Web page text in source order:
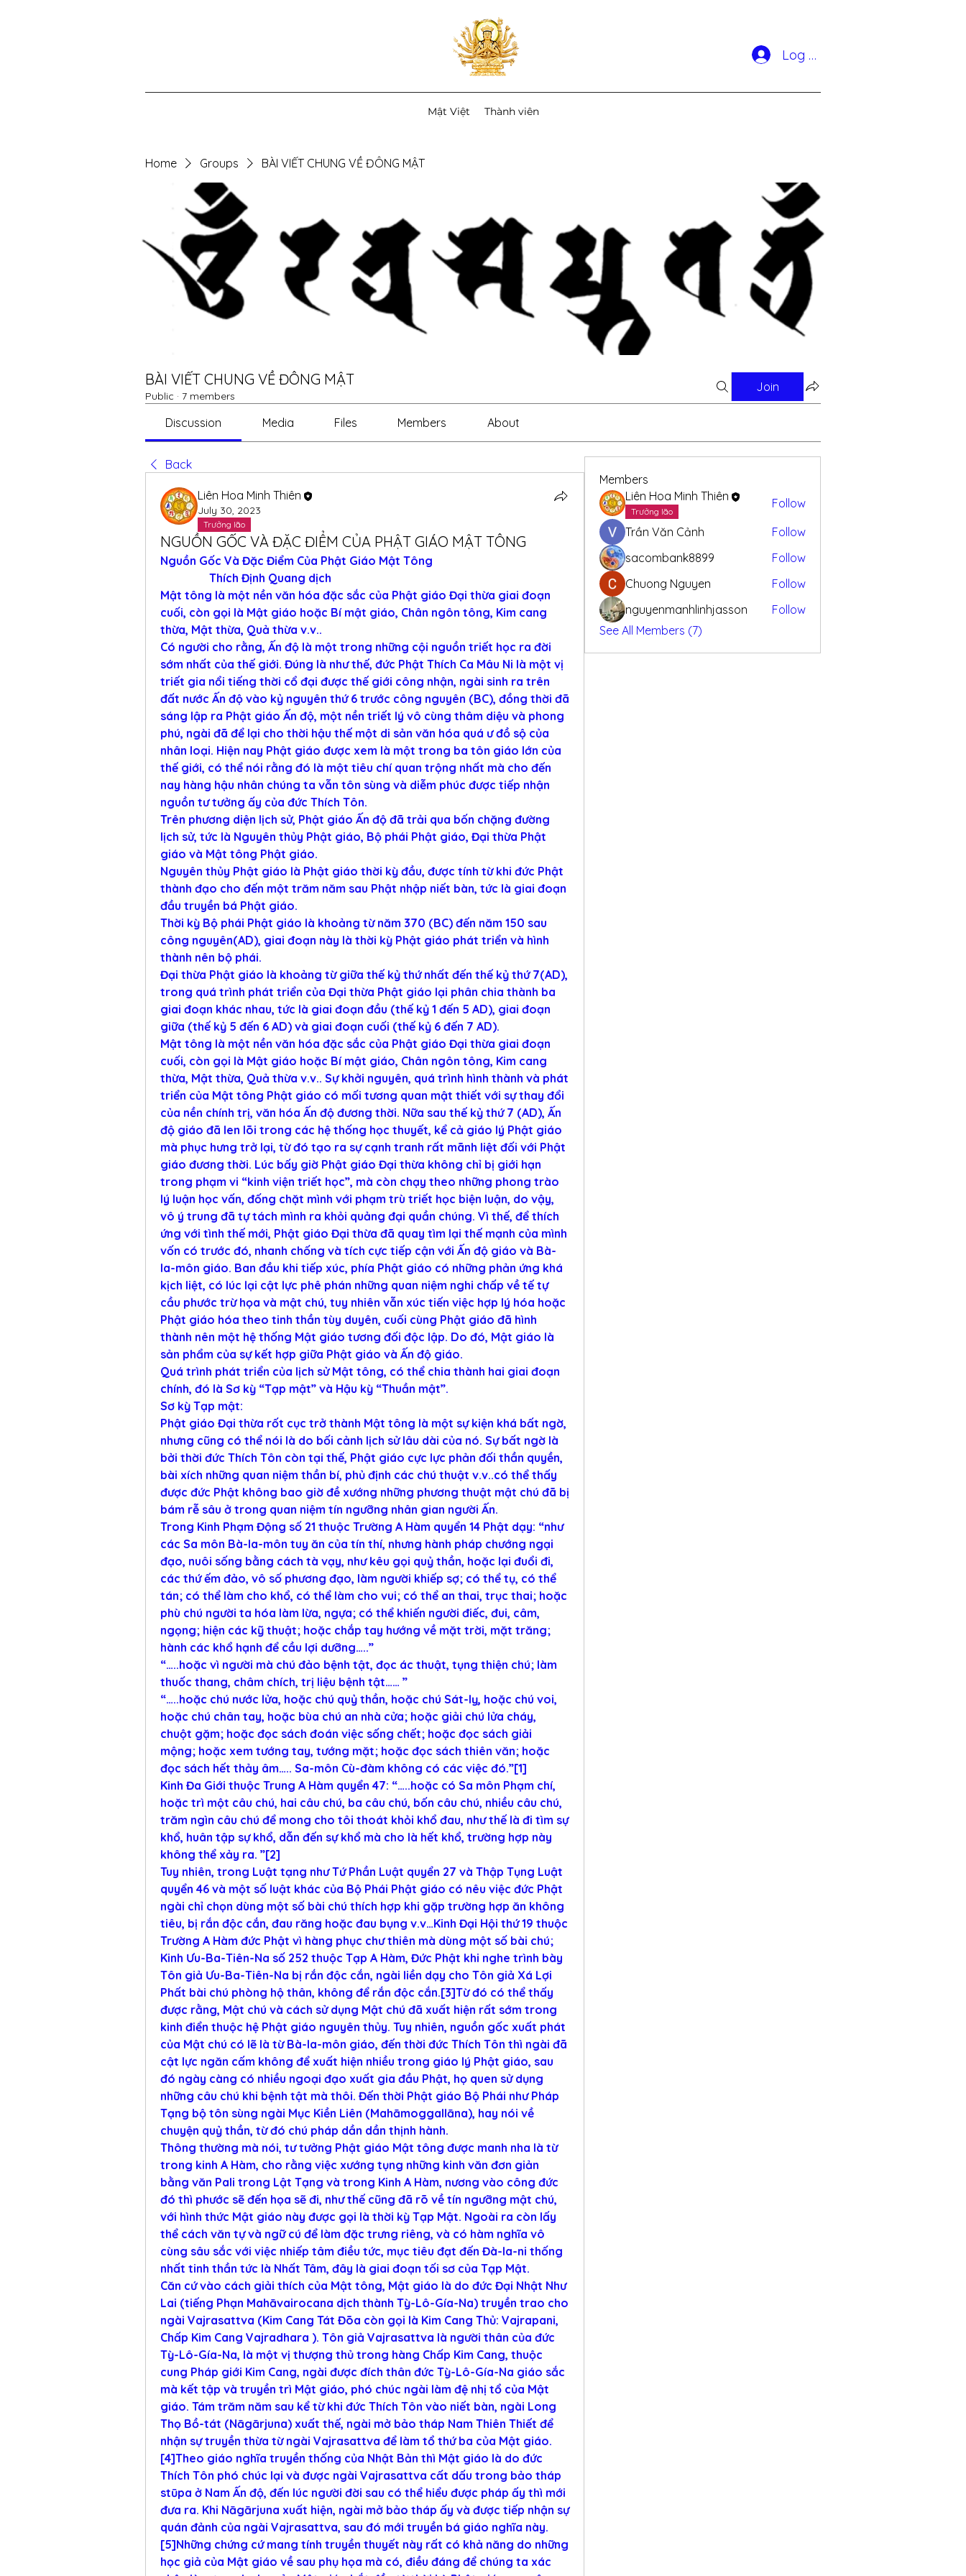
Log In
Mật Việt Thành viên
Home Groups BÀI VIẾT CHUNG VỀ ĐÔNG MẬT
BÀI VIẾT CHUNG VỀ ĐÔNG MẬT
Public · 7 members
Join
Discussion Media Files Members About
Back
Liên Hoa Minh Thiên
July 30, 2023
Trưởng lão
NGUỒN GỐC VÀ ĐẶC ĐIỂM CỦA PHẬT GIÁO MẬT TÔNG
Nguồn Gốc Và Đặc Điểm Của Phật Giáo Mật Tông
                 Thích Định Quang dịch
Mật tông là một nền văn hóa đặc sắc của Phật giáo Đại thừa giai đoạn
cuối, còn gọi là Mật giáo hoặc Bí mật giáo, Chân ngôn tông, Kim cang
thừa, Mật thừa, Quả thừa v.v..
Có người cho rằng, Ấn độ là một trong những cội nguồn triết học ra đời
sớm nhất của thế giới. Đúng là như thế, đức Phật Thích Ca Mâu Ni là một vị
triết gia nổi tiếng thời cổ đại được thế giới công nhận, ngài sinh ra trên
đất nước Ấn độ vào kỷ nguyên thứ 6 trước công nguyên (BC), đồng thời đã
sáng lập ra Phật giáo Ấn độ, một nền triết lý vô cùng thâm diệu và phong
phú, ngài đã để lại cho thời hậu thế một di sản văn hóa quá ư đồ sộ của
nhân loại. Hiện nay Phật giáo được xem là một trong ba tôn giáo lớn của
thế giới, có thể nói rằng đó là một tiêu chí quan trộng nhất mà cho đến
nay hàng hậu nhân chúng ta vẫn tôn sùng và diễm phúc được tiếp nhận
nguồn tư tưởng ấy của đức Thích Tôn.
Trên phương diện lịch sử, Phật giáo Ấn độ đã trải qua bốn chặng đường
lịch sử, tức là Nguyên thủy Phật giáo, Bộ phái Phật giáo, Đại thừa Phật
giáo và Mật tông Phật giáo.
Nguyên thủy Phật giáo là Phật giáo thời kỳ đầu, được tính từ khi đức Phật
thành đạo cho đến một trăm năm sau Phật nhập niết bàn, tức là giai đoạn
đầu truyền bá Phật giáo.
Thời kỳ Bộ phái Phật giáo là khoảng từ năm 370 (BC) đến năm 150 sau
công nguyên(AD), giai đoạn này là thời kỳ Phật giáo phát triển và hình
thành nên bộ phái.
Đại thừa Phật giáo là khoảng từ giữa thế kỷ thứ nhất đến thế kỷ thứ 7(AD),
trong quá trình phát triển của Đại thừa Phật giáo lại phân chia thành ba
giai đoạn khác nhau, tức là giai đoạn đầu (thế kỷ 1 đến 5 AD), giai đoạn
giữa (thế kỷ 5 đến 6 AD) và giai đoạn cuối (thế kỷ 6 đến 7 AD).
Mật tông là một nền văn hóa đặc sắc của Phật giáo Đại thừa giai đoạn
cuối, còn gọi là Mật giáo hoặc Bí mật giáo, Chân ngôn tông, Kim cang
thừa, Mật thừa, Quả thừa v.v.. Sự khởi nguyên, quá trình hình thành và phát
triển của Mật tông Phật giáo có mối tương quan mật thiết với sự thay đổi
của nền chính trị, văn hóa Ấn độ đương thời. Nữa sau thế kỷ thứ 7 (AD), Ấn
độ giáo đã len lõi trong các hệ thống học thuyết, kể cả giáo lý Phật giáo
mà phục hưng trở lại, từ đó tạo ra sự cạnh tranh rất mãnh liệt đối với Phật
giáo đương thời. Lúc bấy giờ Phật giáo Đại thừa không chỉ bị giới hạn
trong phạm vi “kinh viện triết học”, mà còn chạy theo những phong trào
lý luận học vấn, đống chặt mình với phạm trù triết học biện luận, do vậy,
vô ý trung đã tự tách mình ra khỏi quảng đại quần chúng. Vì thế, để thích
ứng với tình thế mới, Phật giáo Đại thừa đã quay tìm lại thế mạnh của mình
vốn có trước đó, nhanh chống và tích cực tiếp cận với Ấn độ giáo và Bà-
la-môn giáo. Ban đầu khi tiếp xúc, phía Phật giáo có những phản ứng khá
kịch liệt, có lúc lại cật lực phê phán những quan niệm nghi chấp về tế tự
cầu phước trừ họa và mật chú, tuy nhiên vẫn xúc tiến việc hợp lý hóa hoặc
Phật giáo hóa theo tinh thần tùy duyên, cuối cùng Phật giáo đã hình
thành nên một hệ thống Mật giáo tương đối độc lập. Do đó, Mật giáo là
sản phẩm của sự kết hợp giữa Phật giáo và Ấn độ giáo.
Quá trình phát triển của lịch sử Mật tông, có thể chia thành hai giai đoạn
chính, đó là Sơ kỳ “Tạp mật” và Hậu kỳ “Thuần mật”.
Sơ kỳ Tạp mật:
Phật giáo Đại thừa rốt cục trở thành Mật tông là một sự kiện khá bất ngờ,
nhưng cũng có thể nói là do bối cảnh lịch sử lâu dài của nó. Sự bất ngờ là
bởi thời đức Thích Tôn còn tại thế, Phật giáo cực lực phản đối thần quyền,
bài xích những quan niệm thần bí, phủ định các chú thuật v.v..có thể thấy
được đức Phật không bao giờ đề xướng những phương thuật mật chú đã bị
bám rễ sâu ở trong quan niệm tín ngưỡng nhân gian người Ấn.
Trong Kinh Phạm Động số 21 thuộc Trường A Hàm quyển 14 Phật dạy: “như
các Sa môn Bà-la-môn tuy ăn của tín thí, nhưng hành pháp chướng ngại
đạo, nuôi sống bằng cách tà vạy, như kêu gọi quỷ thần, hoặc lại đuổi đi,
các thứ ếm đảo, vô số phương đạo, làm người khiếp sợ; có thể tụ, có thể
tán; có thể làm cho khổ, có thể làm cho vui; có thể an thai, trục thai; hoặc
phù chú người ta hóa làm lừa, ngựa; có thể khiến người điếc, đui, câm,
ngọng; hiện các kỹ thuật; hoặc chắp tay hướng về mặt trời, mặt trăng;
hành các khổ hạnh để cầu lợi dưỡng…..”
“…..hoặc vì người mà chú đảo bệnh tật, đọc ác thuật, tụng thiện chú; làm
thuốc thang, châm chích, trị liệu bệnh tật…… ”
“…..hoặc chú nước lửa, hoặc chú quỷ thần, hoặc chú Sát-lỵ, hoặc chú voi,
hoặc chú chân tay, hoặc bùa chú an nhà cửa; hoặc giải chú lửa cháy,
chuột gặm; hoặc đọc sách đoán việc sống chết; hoặc đọc sách giải
mộng; hoặc xem tướng tay, tướng mặt; hoặc đọc sách thiên văn; hoặc
đọc sách hết thảy âm….. Sa-môn Cù-đàm không có các việc đó.”[1]
Kinh Đa Giới thuộc Trung A Hàm quyển 47: “…..hoặc có Sa môn Phạm chí,
hoặc trì một câu chú, hai câu chú, ba câu chú, bốn câu chú, nhiều câu chú,
trăm ngìn câu chú để mong cho tôi thoát khỏi khổ đau, như thế là đi tìm sự
khổ, huân tập sự khổ, dẫn đến sự khổ mà cho là hết khổ, trường hợp này
không thể xảy ra. ”[2]
Tuy nhiên, trong Luật tạng như Tứ Phần Luật quyển 27 và Thập Tụng Luật
quyển 46 và một số luật khác của Bộ Phái Phật giáo có nêu việc đức Phật
ngài chỉ chọn dùng một số bài chú thích hợp khi gặp trường hợp ăn không
tiêu, bị rắn độc cắn, đau răng hoặc đau bụng v.v…Kinh Đại Hội thứ 19 thuộc
Trường A Hàm đức Phật vì hàng phục chư thiên mà dùng một số bài chú;
Kinh Ưu-Ba-Tiên-Na số 252 thuộc Tạp A Hàm, Đức Phật khi nghe trình bày
Tôn giả Ưu-Ba-Tiên-Na bị rắn độc cắn, ngài liền dạy cho Tôn giả Xá Lợi
Phất bài chú phòng hộ thân, không để rắn độc cắn.[3]Từ đó có thể thấy
được rằng, Mật chú và cách sử dụng Mật chú đã xuất hiện rất sớm trong
kinh điển thuộc hệ Phật giáo nguyên thủy. Tuy nhiên, nguồn gốc xuất phát
của Mật chú có lẽ là từ Bà-la-môn giáo, đến thời đức Thích Tôn thì ngài đã
cật lực ngăn cấm không để xuất hiện nhiều trong giáo lý Phật giáo, sau
đó ngày càng có nhiều ngoại đạo xuất gia đầu Phật, họ quen sử dụng
những câu chú khi bệnh tật mà thôi. Đến thời Phật giáo Bộ Phái như Pháp
Tạng bộ tôn sùng ngài Mục Kiền Liên (Mahāmoggallāna), hay nói về
chuyện quỷ thần, từ đó chú pháp dần dần thịnh hành.
Thông thường mà nói, tư tưởng Phật giáo Mật tông được manh nha là từ
trong kinh A Hàm, cho rằng việc xướng tụng những kinh văn đơn giản
bằng văn Pali trong Lật Tạng và trong Kinh A Hàm, nương vào công đức
đó thì phước sẽ đến họa sẽ đi, như thế cũng đã rõ về tín ngưỡng mật chú,
với hình thức Mật giáo này được gọi là thời kỳ Tạp Mật. Ngoài ra còn lấy
thể cách văn tự và ngữ cú để làm đặc trưng riêng, và có hàm nghĩa vô
cùng sâu sắc với việc nhiếp tâm điều tức, mục tiêu đạt đến Đà-la-ni thống
nhất tinh thần tức là Nhất Tâm, đây là giai đoạn tối sơ của Tạp Mật.
Căn cứ vào cách giải thích của Mật tông, Mật giáo là do đức Đại Nhật Như
Lai (tiếng Phạn Mahāvairocana dịch thành Tỳ-Lô-Gía-Na) truyền trao cho
ngài Vajrasattva (Kim Cang Tát Đõa còn gọi là Kim Cang Thủ: Vajrapani,
Chấp Kim Cang Vajradhara ). Tôn giả Vajrasattva là người thân của đức
Tỳ-Lô-Gía-Na, là một vị thượng thủ trong hàng Chấp Kim Cang, thuộc
cung Pháp giới Kim Cang, ngài được đích thân đức Tỳ-Lô-Gía-Na giáo sắc
mà kết tập và truyền trì Mật giáo, phó chúc ngài làm đệ nhị tổ của Mật
giáo. Tám trăm năm sau kể từ khi đức Thích Tôn vào niết bàn, ngài Long
Thọ Bồ-tát (Nāgārjuna) xuất thế, ngài mở bảo tháp Nam Thiên Thiết để
nhận sự truyền thừa từ ngài Vajrasattva để làm tổ thứ ba của Mật giáo.
[4]Theo giáo nghĩa truyền thống của Nhật Bản thì Mật giáo là do đức
Thích Tôn phó chúc lại và được ngài Vajrasattva cất dấu trong bảo tháp
stūpa ở Nam Ấn độ, đến lúc người đời sau có thể hiểu được pháp ấy thì mới
đưa ra. Khi Nāgārjuna xuất hiện, ngài mở bảo tháp ấy và được tiếp nhận sự
quán đảnh của ngài Vajrasattva, sau đó mới truyền bá giáo nghĩa này.
[5]Những chứng cứ mang tính truyền thuyết này rất có khả năng do những
học giả của Mật giáo về sau phụ họa mà có, điều đáng để chúng ta xác
Members
Liên Hoa Minh Thiên
Trưởng lão
Follow
Trần Văn Cảnh
Follow
sacombank8899
Follow
Chuong Nguyen
Follow
nguyenmanhlinhjasson
Follow
See All Members (7)